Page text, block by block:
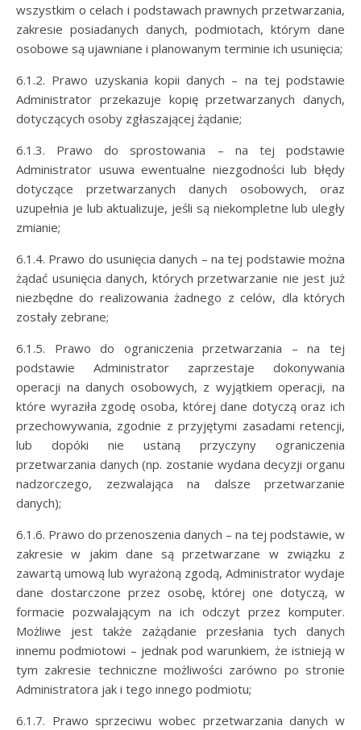
wszystkim o celach i podstawach prawnych przetwarzania,
zakresie posiadanych danych, podmiotach, którym dane
osobowe są ujawniane i planowanym terminie ich usunięcia;
6.1.2. Prawo uzyskania kopii danych – na tej podstawie
Administrator przekazuje kopię przetwarzanych danych,
dotyczących osoby zgłaszającej żądanie;
6.1.3. Prawo do sprostowania – na tej podstawie
Administrator usuwa ewentualne niezgodności lub błędy
dotyczące przetwarzanych danych osobowych, oraz
uzupełnia je lub aktualizuje, jeśli są niekompletne lub uległy
zmianie;
6.1.4. Prawo do usunięcia danych – na tej podstawie można
żądać usunięcia danych, których przetwarzanie nie jest już
niezbędne do realizowania żadnego z celów, dla których
zostały zebrane;
6.1.5. Prawo do ograniczenia przetwarzania – na tej
podstawie Administrator zaprzestaje dokonywania
operacji na danych osobowych, z wyjątkiem operacji, na
które wyraziła zgodę osoba, której dane dotyczą oraz ich
przechowywania, zgodnie z przyjętymi zasadami retencji,
lub dopóki nie ustaną przyczyny ograniczenia
przetwarzania danych (np. zostanie wydana decyzji organu
nadzorczego, zezwalająca na dalsze przetwarzanie
danych);
6.1.6. Prawo do przenoszenia danych – na tej podstawie, w
zakresie w jakim dane są przetwarzane w związku z
zawartą umową lub wyrażoną zgodą, Administrator wydaje
dane dostarczone przez osobę, której one dotyczą, w
formacie pozwalającym na ich odczyt przez komputer.
Możliwe jest także zażądanie przesłania tych danych
innemu podmiotowi – jednak pod warunkiem, że istnieją w
tym zakresie techniczne możliwości zarówno po stronie
Administratora jak i tego innego podmiotu;
6.1.7. Prawo sprzeciwu wobec przetwarzania danych w